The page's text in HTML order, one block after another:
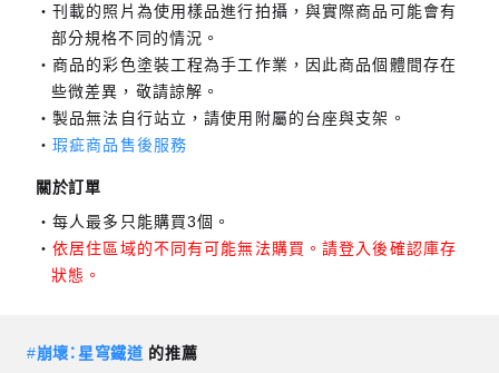
刊載的照片為使用樣品進行拍攝，與實際商品可能會有
部分規格不同的情況。
商品的彩色塗裝工程為手工作業，因此商品個體間存在
些微差異，敬請諒解。
製品無法自行站立，請使用附屬的台座與支架。
瑕疵商品售後服務
關於訂單
每人最多只能購買3個。
依居住區域的不同有可能無法購買。請登入後確認庫存
狀態。
#崩壞：星穹鐵道 的推薦